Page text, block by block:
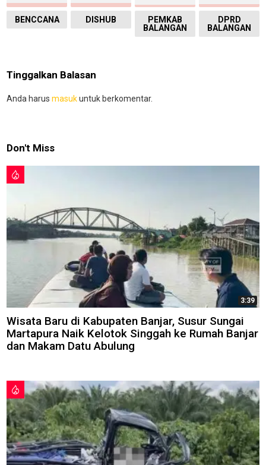
BENCCANA DISHUB
PEMKAB
BALANGAN
DPRD
BALANGAN
Tinggalkan Balasan
Anda harus masukuntuk berkomentar.
Don't Miss
3:39
Wisata Baru di Kabupaten Banjar, Susur Sungai
Martapura Naik Kelotok Singgah ke Rumah Banjar
dan Makam Datu Abulung